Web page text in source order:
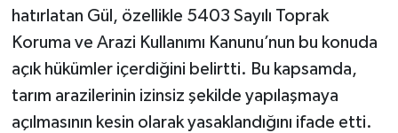
hatırlatan Gül, özellikle 5403 Sayılı Toprak
Koruma ve Arazi Kullanımı Kanunu’nun bu konuda
açık hükümler içerdiğini belirtti. Bu kapsamda,
tarım arazilerinin izinsiz şekilde yapılaşmaya
açılmasının kesin olarak yasaklandığını ifade etti.
Haber Arşivi